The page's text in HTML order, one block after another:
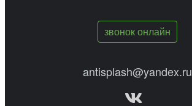
звонок онлайн
antisplash@yandex.ru